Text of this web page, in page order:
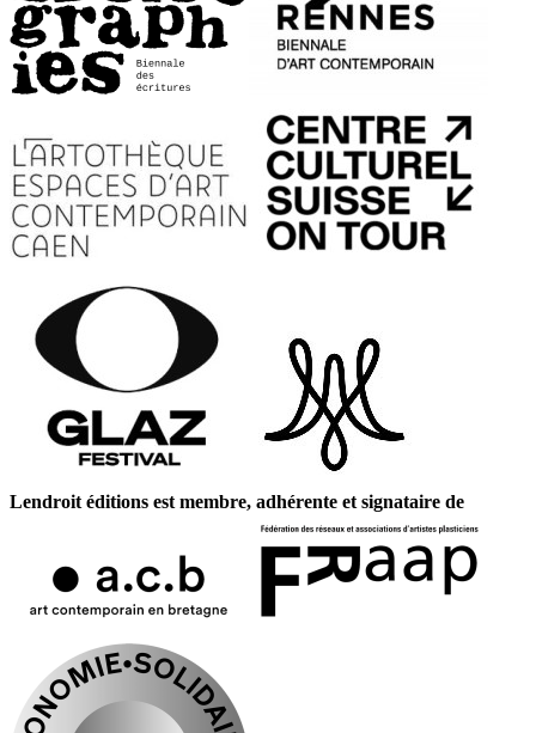
Lendroit éditions est membre, adhérente et signataire de